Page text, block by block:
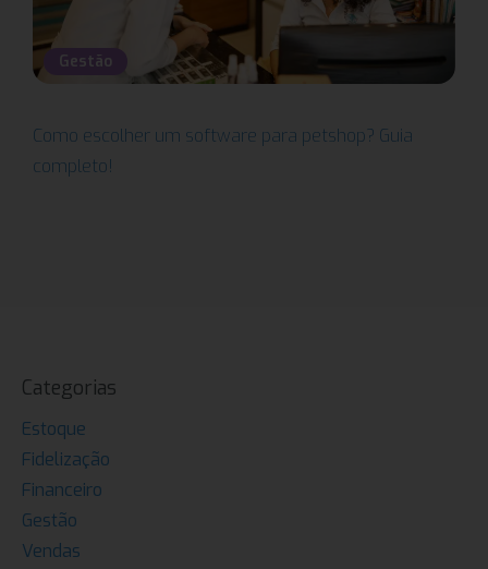
Gestão
Como escolher um software para petshop? Guia
completo!
Categorias
Estoque
Fidelização
Financeiro
Gestão
Vendas